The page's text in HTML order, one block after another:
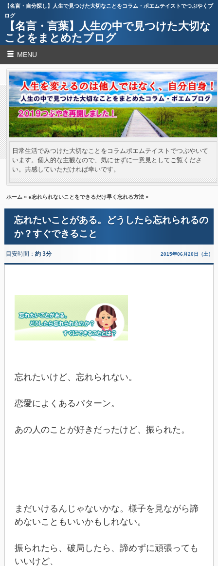
【名言・自分探し】人生で見つけた大切なことをコラム・ポエムテイストでつぶやくブ
ログ
【名言・言葉】人生の中で見つけた大切な
ことをまとめたブログ
MENU
日常生活でみつけた大切なことをコラムポエムテイストでつぶやいて
います。個人的な主観なので、気にせずに一意見としてご覧くださ
い。共感していただければ幸いです。
ホーム » ●忘れられないことをできるだけ早く忘れる方法 »
忘れたいことがある。どうしたら忘れられるの
か？すぐできること
目安時間： 約 3分 2015年06月20日（土）
忘れたいけど、忘れられない。
恋愛によくあるパターン。
あの人のことが好きだったけど、振られた。
まだいけるんじゃないかな。様子を見ながら諦
めないこともいいかもしれない。
振られたら、破局したら、諦めずに頑張っても
いいけど、